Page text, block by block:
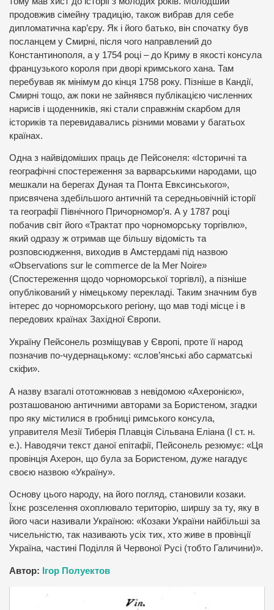
продовжив сімейну традицію, також вибрав для себе
дипломатична кар’єру. Як і його батько, він спочатку був
посланцем у Смирні, після чого направлений до
Константинополя, а у 1754 році – до Криму в якості консула
французького короля при дворі кримського хана. Там
перебував як мінімум до кінця 1758 року. Пізніше в Кандії,
Смирні тощо, аж поки не зайнявся публікацією численних
нарисів і щоденників, які стали справжнім скарбом для
істориків та перевидавались різними мовами у багатьох
країнах.
Одна з найвідоміших праць де Пейсонеля: «Історичні та
географічні спостереження за варварськими народами, що
мешкали на берегах Дуная та Понта Евксинського»,
присвячена здебільшого античній та середньовічній історії
та географії Північного Причорномор’я. А у 1787 році
побачив світ його «Трактат про чорноморську торгівлю»,
який одразу ж отримав ще більшу відомість та
розповсюдження, виходив в Амстердамі під назвою
«Observations sur le commerce de la Mer Noire»
(Спостереження щодо чорноморської торгівлі), а пізніше
опублікований у німецькому перекладі. Таким значним був
інтерес до чорноморського регіону, що мав тоді місце і в
передових країнах Західної Європи.
Україну Пейсонель розміщував у Європі, проте її народ
позначив по-чудернацькому: «слов’янські або сарматські
скіфи».
А назву взагалі ототожнював з невідомою «Ахеронією»,
розташованою античними авторами за Бористеном, згадки
про яку містилися в гробниці римського консула,
управителя Мезії Тиберія Плавція Сільвана Еліана (І ст. н.
е.). Наводячи текст даної епітафії, Пейсонель резюмує: «Ця
провінція Ахерон, що була за Бористеном, дуже нагадує
своєю назвою «Україну».
Основу цього народу, на його погляд, становили козаки.
Їхнє розселення охоплювало територію, ширшу за ту, яку в
його часи називали Україною: «Козаки України найбільші за
чисельністю, так називають усіх тих, хто живе в провінції
Україна, частині Поділля й Червоної Русі (тобто Галичини)».
Автор: Ігор Полуектов